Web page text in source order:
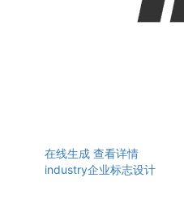
在线生成 查看详情
industry企业标志设计